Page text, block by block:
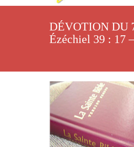
http://
http://
DÉVOTION DU
Ézéchiel 39 : 17